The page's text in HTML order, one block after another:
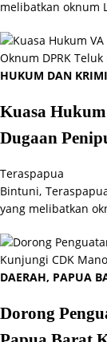
melibatkan oknum
HUKUM DAN
Kuasa
Dugaan
Teraspapua
Bintuni,
yang melibatkan
DAERAH, PAPUA
Dorong